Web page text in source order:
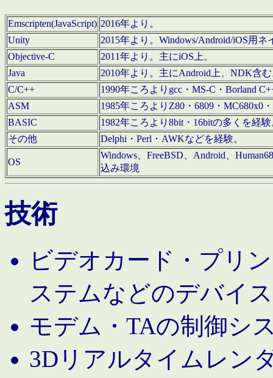
Emscripten(JavaScript) 2016年より。
Unity
2015年より。Windows/Android/iOS用
Objective-C
2011年より。主にiOS上。
Java
2010年より。主にAndroid上、NDK含
C/C++
1990年ころよりgcc・MS-C・Borland
ASM
1985年ころよりZ80・6809・MC680x0
BASIC
1982年ころより8bit・16bitの多くを経
その他
Delphi・Perl・AWKなどを経験。
OS
Windows、FreeBSD、Android、
込み環境
技術
ビデオカード・プリ
ステムなどのデバイ
モデム・TAの制御シ
3Dリアルタイムレン